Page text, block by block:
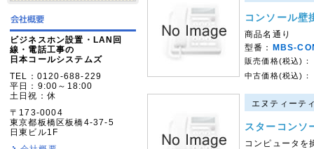
ビジネスホン設置・LAN回
線・電話工事の
日本コールシステムズ
TEL：0120-688-229
平日：9:00～18:00
土日祝：休
〒173-0004
東京都板橋区板橋4-37-5
日東ビル1F
コンソール壁
商品名通り
型番：
MBS-
販売価格(税込)：
中古価格(税込)：
エヌティーテ
スターコンソ
コンピュータを